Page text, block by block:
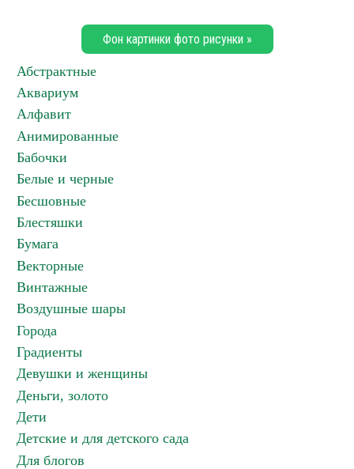
Фон картинки фото рисунки »
Абстрактные
Аквариум
Алфавит
Анимированные
Бабочки
Белые и черные
Бесшовные
Блестяшки
Бумага
Векторные
Винтажные
Воздушные шары
Города
Градиенты
Девушки и женщины
Деньги, золото
Дети
Детские и для детского сада
Для блогов